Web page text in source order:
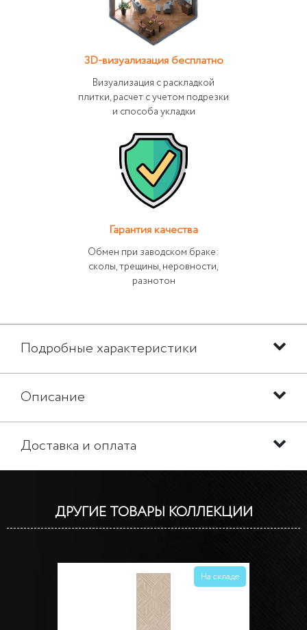
3D-визуализация бесплатно
Визуализация с раскладкой
плитки, расчет с учетом подрезки
и способа укладки
Гарантия качества
Обмен при заводском браке:
сколы, трещины, неровности,
разнотон
Подробные характеристики
Описание
Доставка и оплата
ДРУГИЕ ТОВАРЫ КОЛЛЕКЦИИ
На складе